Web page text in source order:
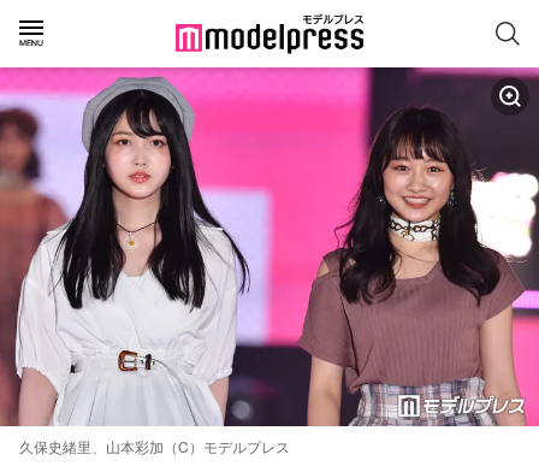
久保史緒里、山本彩加（C）モデルプレス